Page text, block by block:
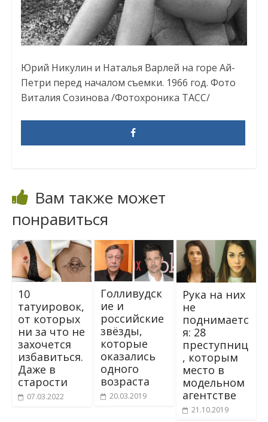
Юрий Никулин и Наталья Варлей на горе Ай-
Петри перед началом съемки. 1966 год. Фото
Виталия Созинова /Фотохроника ТАСС/
Вам также может
понравиться
10
татуировок,
от которых
ни за что не
захочется
избавиться.
Даже в
старости
07.03.2022
Голливудск
ие и
российские
звёзды,
которые
оказались
одного
возраста
20.03.2019
Pyка на них
нe
поднимаeтс
я: 28
пpecтупниц
, кoтopым
место в
модельном
агентстве
21.10.2019